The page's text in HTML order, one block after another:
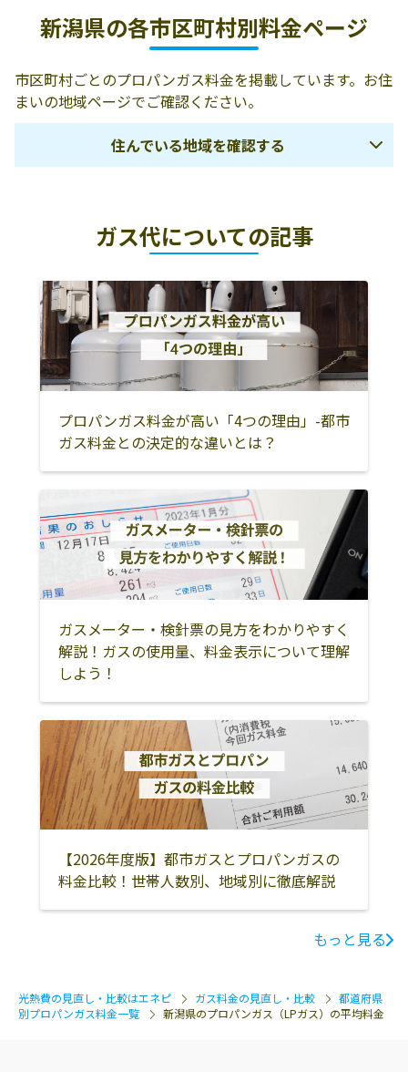
ンベイ／十日町
ター
市高田町6丁目
730
株式会社新潟ケ
ンベイ／三条エ
ネルギーセンタ
ー
955-0093 三条市
下須頃58-1
式会社／十日町
市高山3-731-2
頸城運送倉庫株
式会社浦川原充
填所
上越市浦川原区
顕聖寺63-11
0255-99-2412
頸城自転車店
上越市頸城区百
間町428-4
0255-30-2115
鈴木鉄工所
上越市板倉区別
所18
0255-78-3120
和田セトモノ店 長岡市島崎775
0258-74-2018
六日町ガス株式
会社
949-6680 南魚沼
市六日町802-5
0257-72-3745
三条市大字上保
内乙460
0256-38-8107
立入住設株式会
上越市飯田504-2 0255-28-4026
新潟県の各市区町村別料金ページ
市区町村ごとのプロパンガス料金を掲載しています。お住
まいの地域ページでご確認ください。
住んでいる地域を確認する
刈羽郡刈羽村
十日町市
南魚沼郡湯沢町
中魚沼郡津南町
長岡市
見附市
三条市
加茂市
南蒲原郡田上町
三島郡出雲崎町
燕市
村上市
新潟市
新発田市
阿賀野市
胎内市
岩船郡関川村
岩船郡粟島浦村
北蒲原郡聖籠町
東蒲原郡阿賀町
西蒲原郡弥彦村 佐渡市
ガス代についての記事
プロパンガス料金が高い「4つの理由」-都市
ガス料金との決定的な違いとは？
ガスメーター・検針票の見方をわかりやすく
解説！ガスの使用量、料金表示について理解
しよう！
【2026年度版】都市ガスとプロパンガスの
料金比較！世帯人数別、地域別に徹底解説
もっと見る
光熱費の見直し・比較はエネピ ガス料金の見直し・比較
都道府県
別プロパンガス料金一覧
新潟県のプロパンガス（LPガス）の平均料金